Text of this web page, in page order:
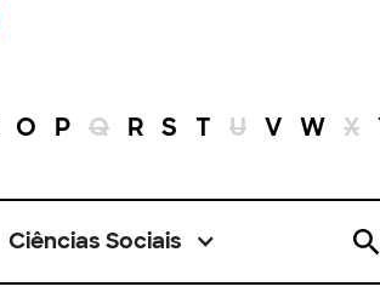
O P Q R S T U V W X
Ciências Sociais